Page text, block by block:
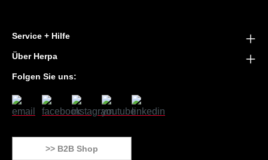
Service + Hilfe
Über Herpa
Folgen Sie uns:
>> B2B Shop